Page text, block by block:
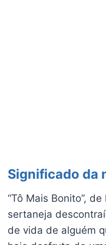
Significado da
“Tô Mais Bonito”,
sertaneja
de vida de alguém